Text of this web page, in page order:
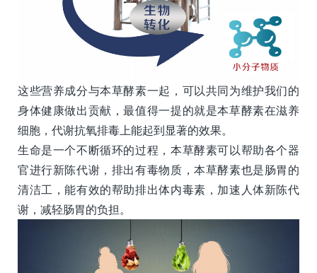
这些营养成分与本草酵素一起，可以共同为维护我们的
身体健康做出贡献，最值得一提的就是本草酵素在滋养
细胞，代谢抗氧排毒上能起到显著的效果。
生命是一个不断循环的过程，本草酵素可以帮助各个器
官进行新陈代谢，排出有毒物质，本草酵素也是肠胃的
清洁工，能有效的帮助排出体内毒素，加速人体新陈代
谢，减轻肠胃的负担。